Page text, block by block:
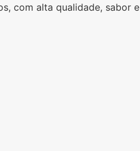
com alta qualidade, sabor e